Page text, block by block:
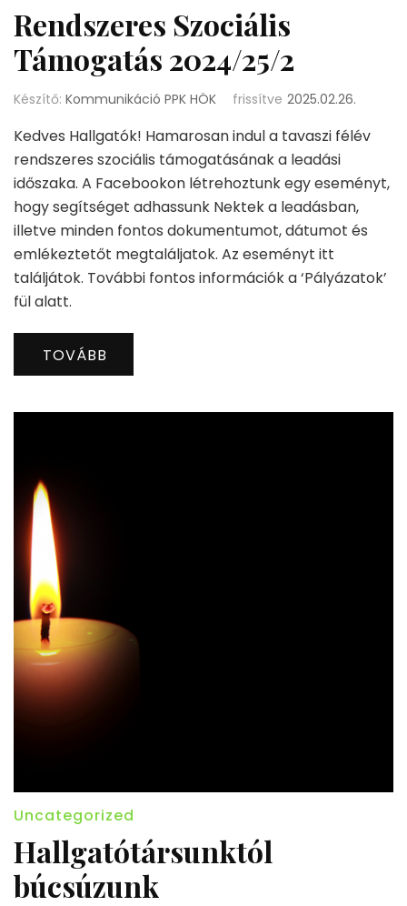
Rendszeres Szociális
Támogatás 2024/25/2
Készítő: Kommunikáció PPK HÖK frissítve 2025.02.26.
Kedves Hallgatók! Hamarosan indul a tavaszi félév
rendszeres szociális támogatásának a leadási
időszaka. A Facebookon létrehoztunk egy eseményt,
hogy segítséget adhassunk Nektek a leadásban,
illetve minden fontos dokumentumot, dátumot és
emlékeztetőt megtaláljatok. Az eseményt itt
találjátok. További fontos információk a ‘Pályázatok’
fül alatt.
TOVÁBB
Uncategorized
Hallgatótársunktól
búcsúzunk